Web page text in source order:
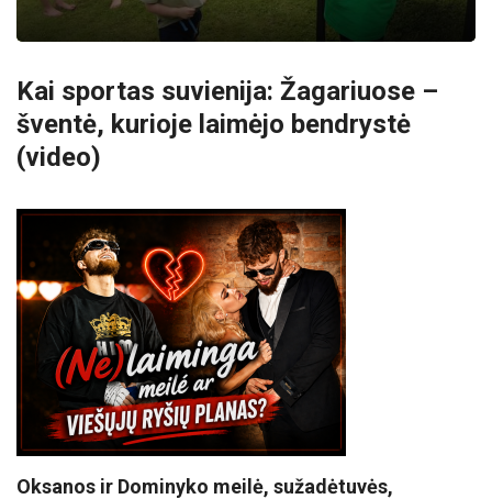
Kai sportas suvienija: Žagariuose –
šventė, kurioje laimėjo bendrystė
(video)
Oksanos ir Dominyko meilė, sužadėtuvės,